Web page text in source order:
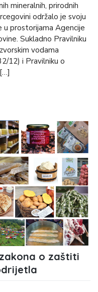
mineralnih, prirodnih
održalo je svoju
u prostorijama Agencije
Sukladno Pravilniku
vodama
12) i Pravilniku o
o zaštiti